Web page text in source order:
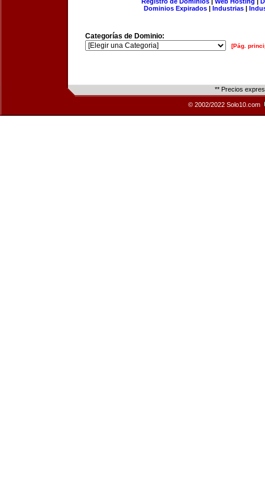
Dominios Expirados | Industrias |
Categorías de Dominio:
[Pág.
** Precios
© 2002/2022 Solo10.com